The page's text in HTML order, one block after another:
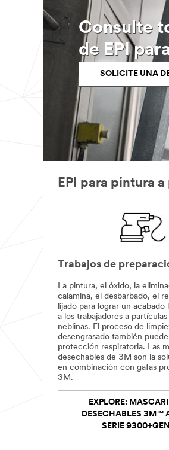
Consulte
de EPI
SOLICITE UNA
EPI para pintura
Trabajos de
La pintura, el óxido, la
calamina, el desbarbado, el
lijado para lograr un acabado
a los trabajadores a
neblinas. El proceso de
desengrasado también
protección respiratoria. Las
desechables de 3M son la
en combinación con gafas
3M.
EXPLORE:
DESECHABLES 3M™
SERIE